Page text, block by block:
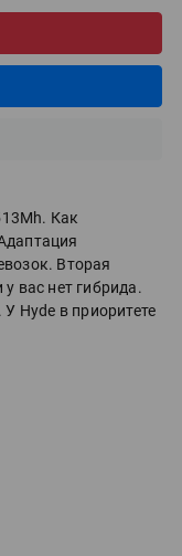
Как
Вторая
вас нет гибрида.
Hyde в приоритете